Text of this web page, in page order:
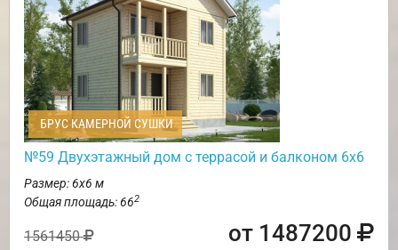
БРУС КАМЕРНОЙ СУШКИ
№59 Двухэтажный дом с террасой и балконом 6х6
Размер: 6х6 м
Общая площадь: 662
1561450 от 1487200